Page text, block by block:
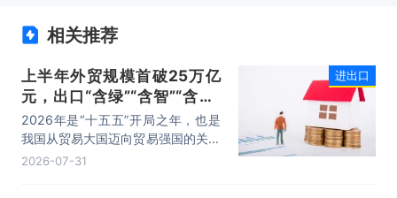
相关推荐
上半年外贸规模首破25万亿
元，出口“含绿”“含智”“含新”
量稳步攀升
2026年是“十五五”开局之年，也是
我国从贸易大国迈向贸易强国的关键
时期。上半年，我国进出口规模历史
2026-07-31
进出口